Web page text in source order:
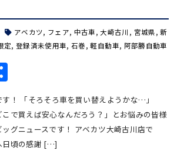
アベカツ, フェア, 中古車,大崎古川 , 宮城県,新
定, 登録済未使用車,石巻,軽自動車, 阿部勝自動車
共
有
！ 「そろそろ車を買い替えようかな…」
こで買えば安心なんだろう？」とお悩みの皆様
グニュースです！ アベカツ大崎古川店で
日頃の感謝 […]